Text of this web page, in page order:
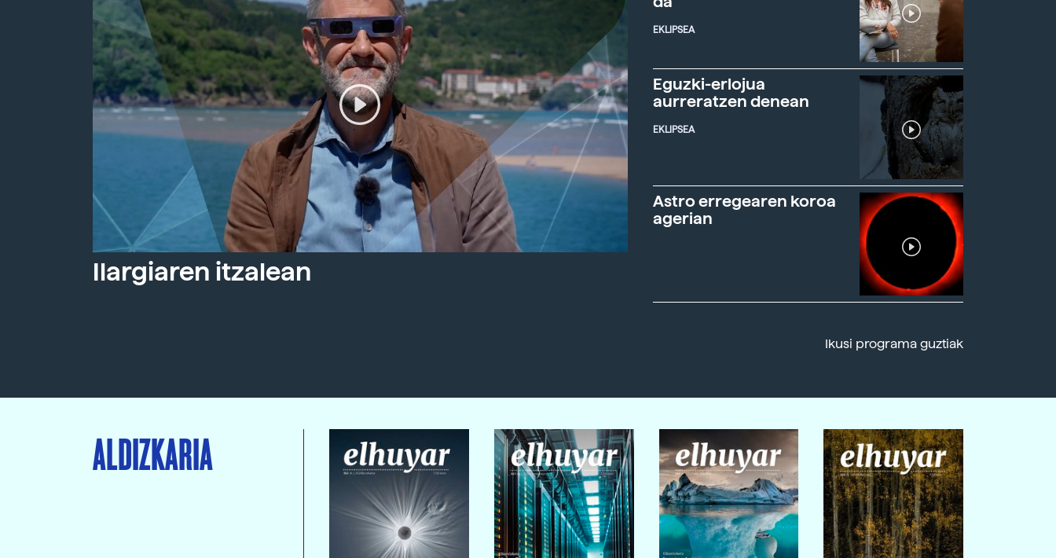
Ilargiaren itzalean
EKLIPSEA
Eguzki-erlojua
aurreratzen denean
EKLIPSEA
Astro erregearen koroa
agerian
Ikusi programa guztiak
ALDIZKARIA